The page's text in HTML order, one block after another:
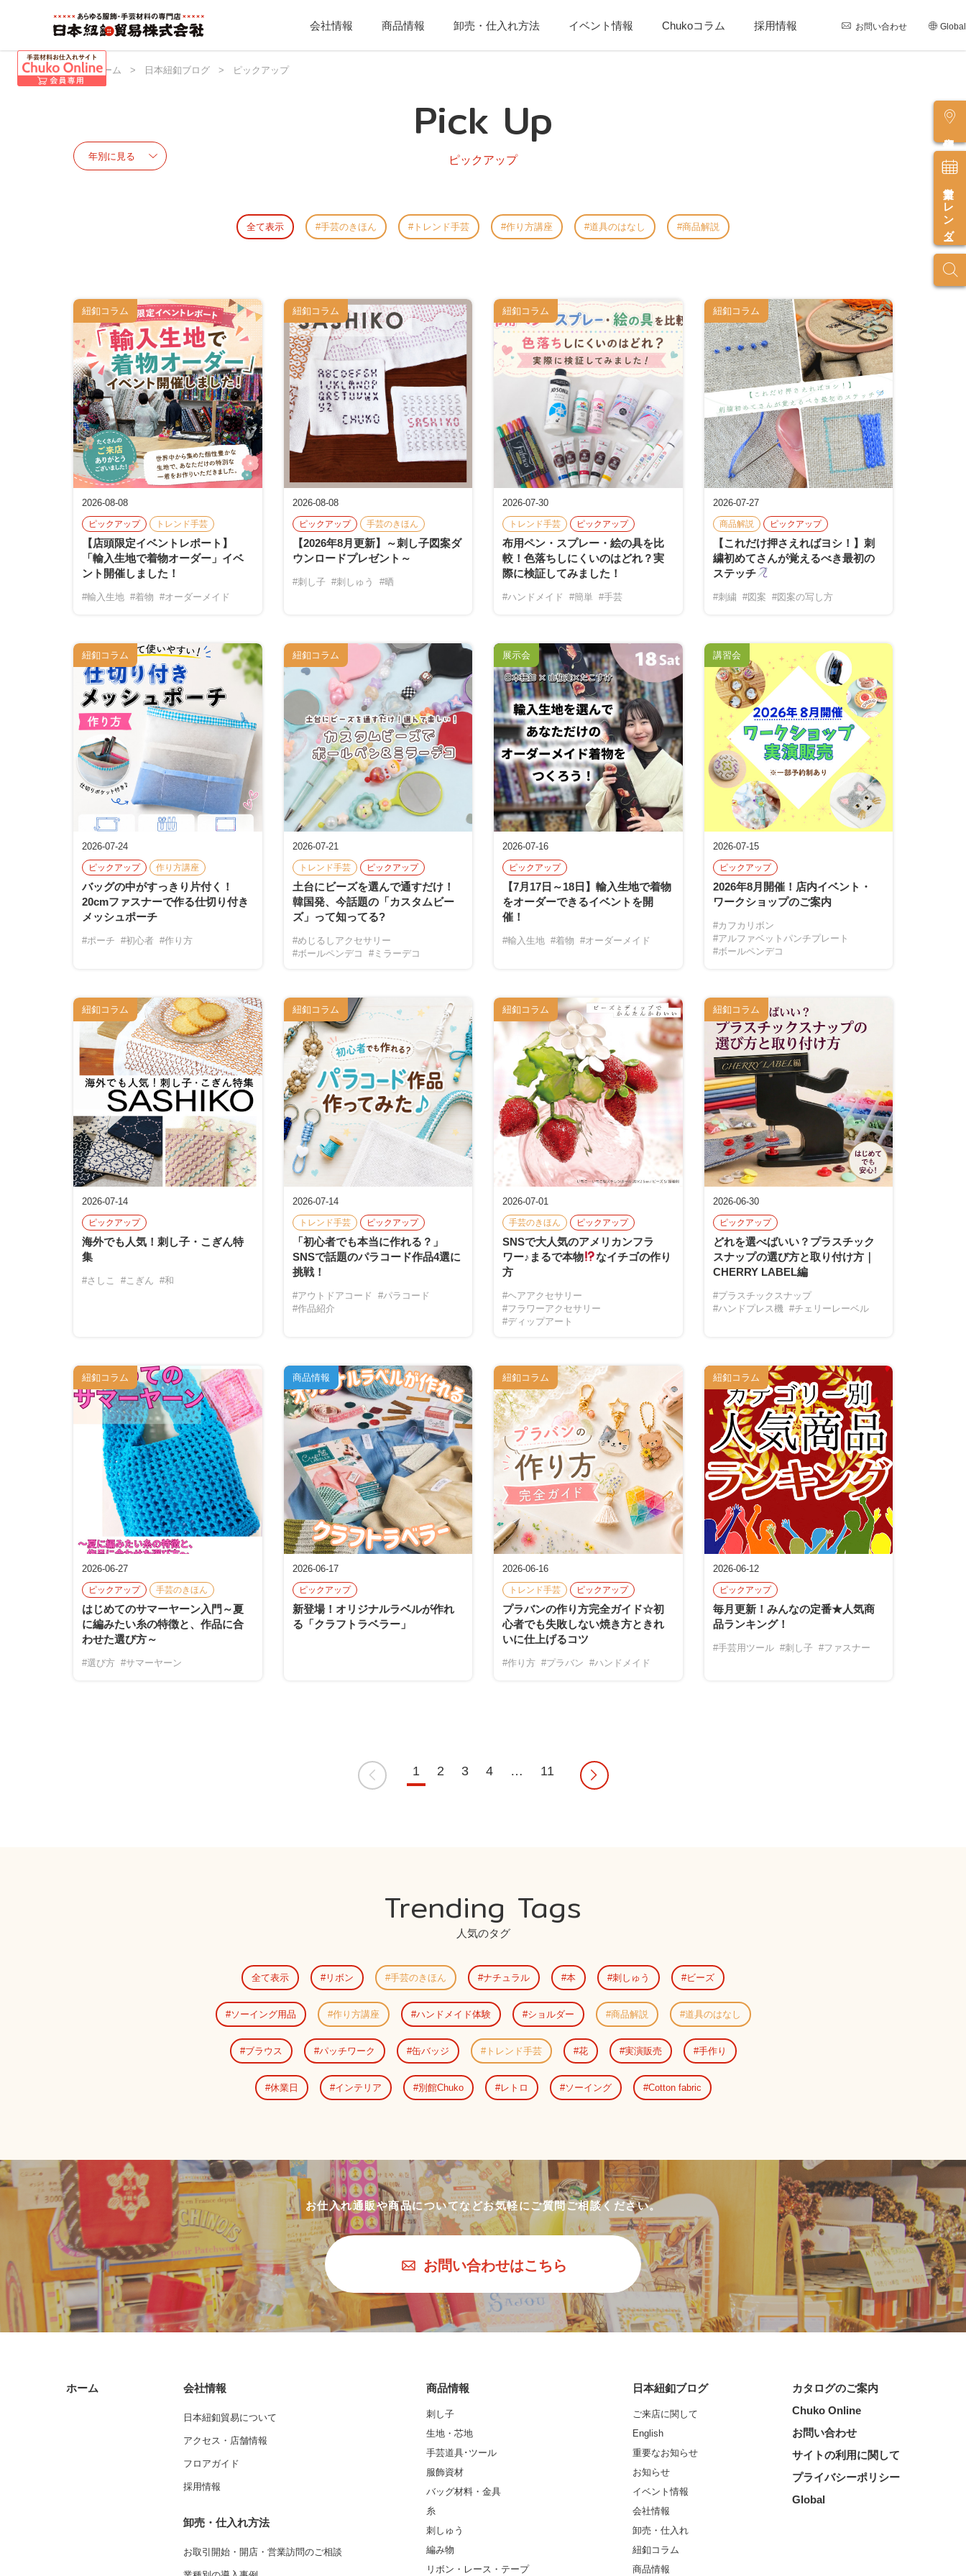
会社情報 商品情報 卸売・仕入れ方法 イベント情報 Chukoコラム 採用情報 お問い合わせ Global
営業カレンダー
日本紐釦 ホーム > 日本紐釦ブログ > ピックアップ
Pick Up
ピックアップ
全て表示 手芸のきほん トレンド手芸 作り方講座 道具のはなし 商品解説
2026-08-08
ピックアップ トレンド手芸
【店頭限定イベントレポート】
「輸入生地で着物オーダー」イベ
ント開催しました！
#輸入生地 #着物 #オーダーメイド
紐釦コラム
2026-08-08
ピックアップ 手芸のきほん
【2026年8月更新】～刺し子図案ダ
ウンロードプレゼント～
#刺し子 #刺しゅう #晒
紐釦コラム
2026-07-30
トレンド手芸 ピックアップ
布用ペン・スプレー・絵の具を比
較！色落ちしにくいのはどれ？実
際に検証してみました！
#ハンドメイド #簡単 #手芸
紐釦コラム
2026-07-27
商品解説 ピックアップ
【これだけ押さえればヨシ！】刺
繍初めてさんが覚えるべき最初の
ステッチ
#刺繍 #図案 #図案の写し方
紐釦コラム
2026-07-24
ピックアップ 作り方講座
バッグの中がすっきり片付く！
20cmファスナーで作る仕切り付き
メッシュポーチ
#ポーチ #初心者 #作り方
紐釦コラム
2026-07-21
トレンド手芸 ピックアップ
土台にビーズを選んで通すだけ！
韓国発、今話題の「カスタムビー
ズ」って知ってる?
#めじるしアクセサリー
#ボールペンデコ
#ミラーデコ
紐釦コラム
2026-07-16
ピックアップ
【7月17日～18日】輸入生地で着物
をオーダーできるイベントを開
催！
#輸入生地 #着物 #オーダーメイド
展示会
2026-07-15
ピックアップ
2026年8月開催！店内イベント・
ワークショップのご案内
#カフカリボン
#アルファベットパンチプレート
#ボールペンデコ
講習会
2026-07-14
ピックアップ
海外でも人気！刺し子・こぎん特
集
#さしこ #こぎん #和
紐釦コラム
2026-07-14
トレンド手芸 ピックアップ
「初心者でも本当に作れる？」
SNSで話題のパラコード作品4選に
挑戦！
#アウトドアコード
#パラコード
#作品紹介
紐釦コラム
2026-07-01
手芸のきほん ピックアップ
SNSで大人気のアメリカンフラ
ワー♪まるで本物
なイチゴの作り
方
#ヘアアクセサリー
#フラワーアクセサリー
#ディップアート
紐釦コラム
2026-06-30
ピックアップ
どれを選べばいい？プラスチック
スナップの選び方と取り付け方｜
CHERRY LABEL編
#プラスチックスナップ
#ハンドプレス機 #チェリーレーベル
紐釦コラム
2026-06-27
ピックアップ 手芸のきほん
はじめてのサマーヤーン入門～夏
に編みたい糸の特徴と、作品に合
わせた選び方～
#選び方 #サマーヤーン
紐釦コラム
2026-06-17
ピックアップ
新登場！オリジナルラベルが作れ
る「クラフトラベラー」
商品情報
2026-06-16
トレンド手芸 ピックアップ
プラバンの作り方完全ガイド☆初
心者でも失敗しない焼き方ときれ
いに仕上げるコツ
#作り方 #プラバン #ハンドメイド
紐釦コラム
2026-06-12
ピックアップ
毎月更新！みんなの定番★人気商
品ランキング！
#手芸用ツール #刺し子 #ファスナー
紐釦コラム
1 2 3 4 … 11
Trending Tags
人気のタグ
全て表示 リボン 手芸のきほん ナチュラル 本 刺しゅう ビーズ
ソーイング用品 作り方講座 ハンドメイド体験 ショルダー 商品解説 道具のはなし
ブラウス パッチワーク 缶バッジ トレンド手芸 花 実演販売 手作り
休業日 インテリア 別館Chuko レトロ ソーイング Cotton fabric
お仕入れ通販や商品についてなどお気軽にご質問ご相談ください。
お問い合わせはこちら
ホーム 会社情報
日本紐釦貿易について
アクセス・店舗情報
フロアガイド
採用情報
卸売・仕入れ方法
お取引開始・開店・営業訪問のご相談
商品情報
刺し子
生地・芯地
手芸道具･ツール
服飾資材
バッグ材料・金具
糸
刺しゅう
編み物
リボン・レース・テープ
日本紐釦ブログ
ご来店に関して
English
重要なお知らせ
お知らせ
イベント情報
会社情報
卸売・仕入れ
紐釦コラム
商品情報
カタログのご案内
Chuko Online
お問い合わせ
サイトの利用に関して
プライバシーポリシー
Global